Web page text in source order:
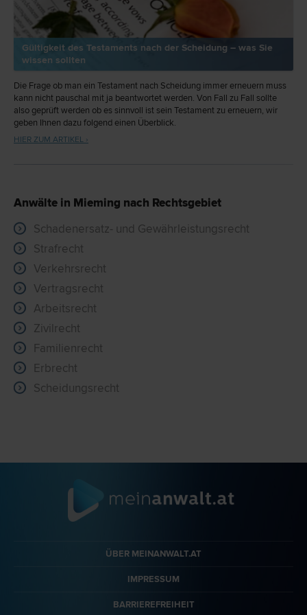
Gültigkeit des Testaments nach der Scheidung – was Sie
wissen sollten
Die Frage ob man ein Testament nach Scheidung immer erneuern muss
kann nicht pauschal mit ja beantwortet werden. Von Fall zu Fall sollte
also geprüft werden ob es sinnvoll ist sein Testament zu erneuern, wir
geben Ihnen dazu folgend einen Überblick.
HIER ZUM ARTIKEL ›
Anwälte in Mieming nach Rechtsgebiet
Schadenersatz- und Gewährleistungsrecht
Strafrecht
Verkehrsrecht
Vertragsrecht
Arbeitsrecht
Zivilrecht
Familienrecht
Erbrecht
Scheidungsrecht
ÜBER MEINANWALT.AT
IMPRESSUM
BARRIEREFREIHEIT